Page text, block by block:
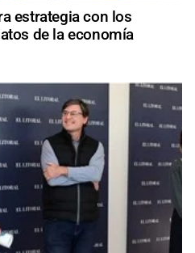
estrategia con los
de la economía